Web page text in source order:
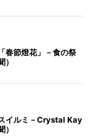
春節燈花」－食の祭
イルミ－Crystal Kay